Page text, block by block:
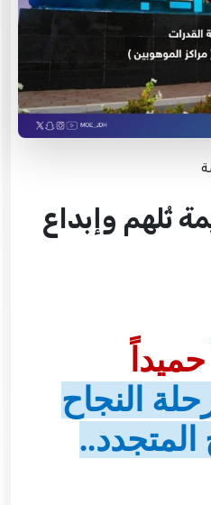
تُلهم وإبداع
النجاح